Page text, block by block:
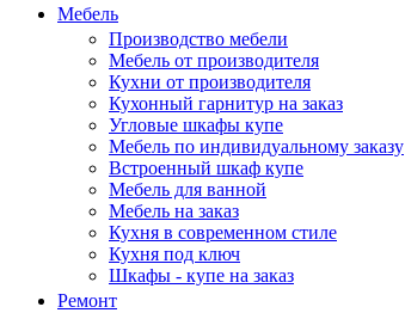
Мебель
Производство мебели
Мебель от производителя
Кухни от производителя
Кухонный гарнитур на заказ
Угловые шкафы купе
Мебель по индивидуальному заказу
Встроенный шкаф купе
Мебель для ванной
Мебель на заказ
Кухня в современном стиле
Кухня под ключ
Шкафы - купе на заказ
Ремонт